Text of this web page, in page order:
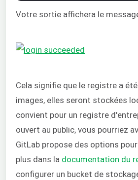
Votre sortie affichera le
Cela signifie que le registre a
images, elles seront stockées
convient pour un registre
ouvert au public, vous pourriez
GitLab propose des options
plus dans la documentation du
configurer un bucket de